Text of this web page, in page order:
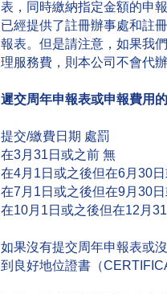
表，同時繳納指定金額的申
已經提供了註冊辦事處和註
報表。但是請注意，如果我
理服務費，則本公司不會代
遲交周年申報表或申報費用
提交/繳費日期 處罰
在3月31日或之前 無
在4月1日或之後但在6月30
在7月1日或之後但在9月30
在10月1日或之後但在12月
如果沒有提交周年申報表或
到良好地位證書（